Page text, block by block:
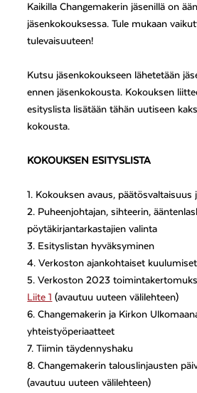
Kaikilla Changemakerin jäsenillä on
jäsenkokouksessa. Tule mukaan
tulevaisuuteen!
Kutsu jäsenkokoukseen lähetetään
ennen jäsenkokousta. Kokouksen
esityslista lisätään tähän uutiseen
kokousta.
KOKOUKSEN ESITYSLISTA
1. Kokouksen avaus,
2. Puheenjohtajan, sihteerin,
pöytäkirjantarkastajien valinta
3. Esityslistan hyväksyminen
4. Verkoston ajankohtaiset kuulumiset
5. Verkoston 2023
Liite 1 (avautuu uuteen välilehteen)
6. Changemakerin ja Kirkon
yhteistyöperiaatteet
7. Tiimin täydennyshaku
8. Changemakerin talouslinjausten
(avautuu uuteen välilehteen)